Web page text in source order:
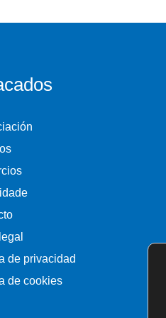
de privacidad
de cookies